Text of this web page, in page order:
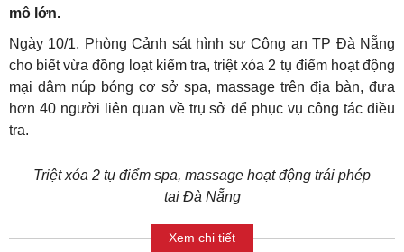
mô lớn.
Ngày 10/1, Phòng Cảnh sát hình sự Công an TP Đà Nẵng
cho biết vừa đồng loạt kiểm tra, triệt xóa 2 tụ điểm hoạt động
mại dâm núp bóng cơ sở spa, massage trên địa bàn, đưa
hơn 40 người liên quan về trụ sở để phục vụ công tác điều
tra.
Triệt xóa 2 tụ điểm spa, massage hoạt động trái phép
tại Đà Nẵng
Xem chi tiết